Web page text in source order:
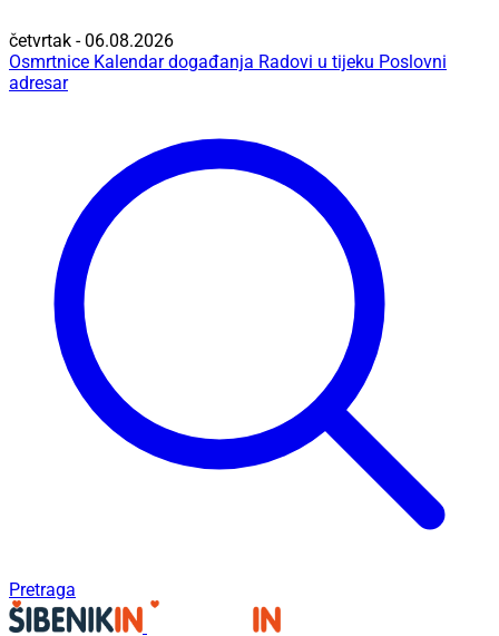
četvrtak - 06.08.2026
Osmrtnice Kalendar događanja Radovi u tijeku Poslovni
adresar
Pretraga